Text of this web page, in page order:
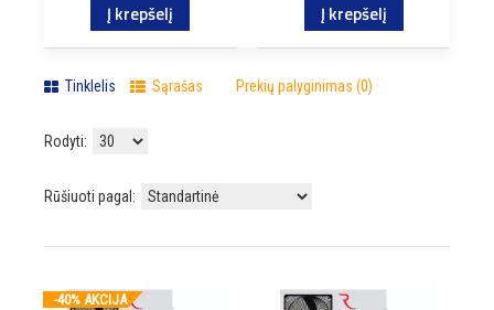
Į krepšelį Į krepšelį
Tinklelis Sąrašas Prekių palyginimas (0)
Rodyti:
Rūšiuoti pagal:
-40% AKCIJA